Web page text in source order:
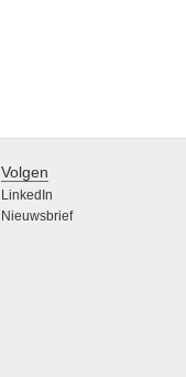
Volgen
LinkedIn
Nieuwsbrief